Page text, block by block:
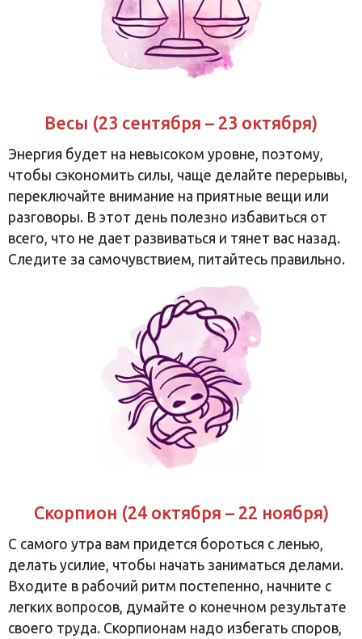
Весы (23 сентября – 23 октября)
Энергия будет на невысоком уровне, поэтому,
чтобы сэкономить силы, чаще делайте перерывы,
переключайте внимание на приятные вещи или
разговоры. В этот день полезно избавиться от
всего, что не дает развиваться и тянет вас назад.
Следите за самочувствием, питайтесь правильно.
Скорпион (24 октября – 22 ноября)
С самого утра вам придется бороться с ленью,
делать усилие, чтобы начать заниматься делами.
Входите в рабочий ритм постепенно, начните с
легких вопросов, думайте о конечном результате
своего труда. Скорпионам надо избегать споров,